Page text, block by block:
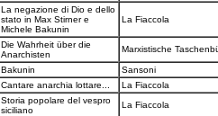
La negazione di Dio e dello
stato in Max Stirner e
Michele Bakunin
La Fiaccola
Die Wahrheit über die
Anarchisten
Marxistische
Bakunin
Sansoni
Cantare anarchia lottare...
La Fiaccola
Storia popolare del vespro
siciliano
La Fiaccola